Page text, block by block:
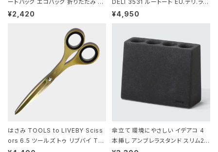
ートバッグ エコバッグ 折りたたみ 大
きめ 撥水加工 収納ポーチ CROCO
¥2,420
DELI 3531 ルートート EU.デリ.ラミ
ネート-W サックス・ホワイト
¥4,950
はさみ TOOLS to LIVEBY Sciss
ors 6.5 ツールズ トゥ リブバイ TL
傘立て 環境にやさしい イデアコ 4
本挿し アンブレラスタンド スリム2 i